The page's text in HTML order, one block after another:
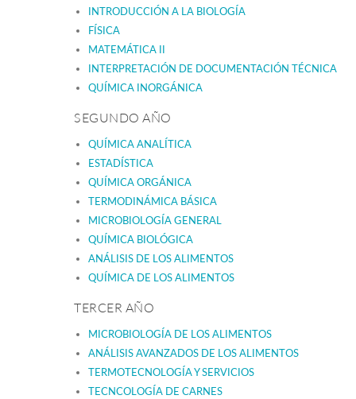
INTRODUCCIÓN A LA BIOLOGÍA
FÍSICA
MATEMÁTICA II
INTERPRETACIÓN DE DOCUMENTACIÓN TÉCNICA
QUÍMICA INORGÁNICA
SEGUNDO AÑO
QUÍMICA ANALÍTICA
ESTADÍSTICA
QUÍMICA ORGÁNICA
TERMODINÁMICA BÁSICA
MICROBIOLOGÍA GENERAL
QUÍMICA BIOLÓGICA
ANÁLISIS DE LOS ALIMENTOS
QUÍMICA DE LOS ALIMENTOS
TERCER AÑO
MICROBIOLOGÍA DE LOS ALIMENTOS
ANÁLISIS AVANZADOS DE LOS ALIMENTOS
TERMOTECNOLOGÍA Y SERVICIOS
TECNCOLOGÍA DE CARNES